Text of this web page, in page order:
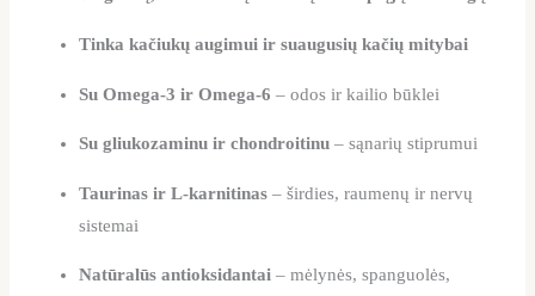
Tinka kačiukų augimui ir suaugusių kačių mitybai
Su Omega-3 ir Omega-6 – odos ir kailio būklei
Su gliukozaminu ir chondroitinu – sąnarių stiprumui
Taurinas ir L-karnitinas – širdies, raumenų ir nervų
sistemai
Natūralūs antioksidantai – mėlynės, spanguolės,